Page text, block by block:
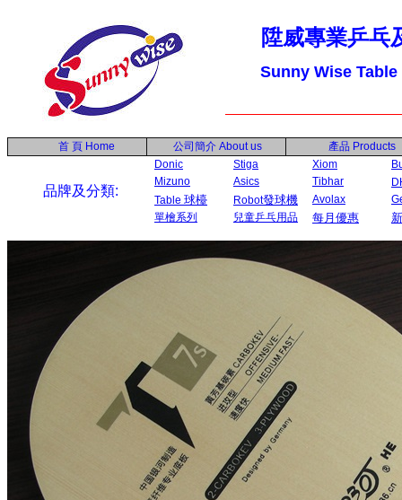
陞威專業乒乓
Sunny Wise
首 頁 Home 公司簡介 About us 產品 Products
品牌及分類:
Donic Stiga Xiom
Mizuno
Asics Tibhar
Table 球檯 Robot發球機 Avolax
單檜系列
兒童乒乓用品 每月優惠